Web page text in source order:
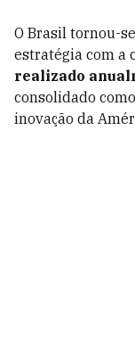
O Brasil tornou-
estratégia com a
realizado
consolidado
inovação da